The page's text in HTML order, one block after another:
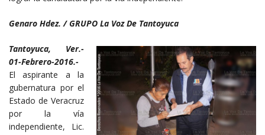
Genaro Hdez. / GRUPO La Voz De Tantoyuca
Tantoyuca, Ver.-
01-Febrero-2016.-
El aspirante a la
gubernatura por el
Estado de Veracruz
por la vía
independiente, Lic.